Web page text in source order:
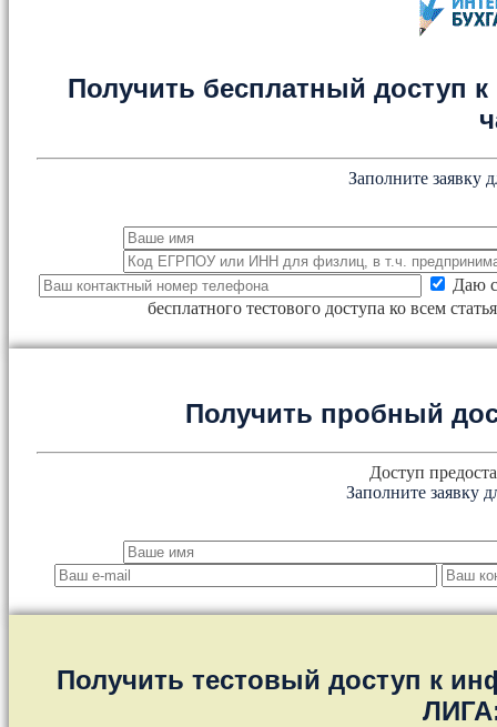
Получить бесплатный доступ к
Заполните заявку
Даю
бесплатного тестового доступа ко всем
Получить пробный
Доступ
Заполните заявку
Получить тестовый доступ к